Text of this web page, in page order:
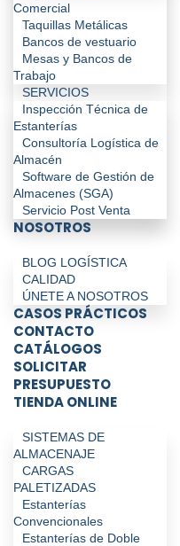
Comercial
Taquillas Metálicas
Bancos de vestuario
Mesas y Bancos de
Trabajo
SERVICIOS
Inspección Técnica de
Estanterías
Consultoría Logística de
Almacén
Software de Gestión de
Almacenes (SGA)
Servicio Post Venta
NOSOTROS
BLOG LOGÍSTICA
CALIDAD
ÚNETE A NOSOTROS
CASOS PRÁCTICOS
CONTACTO
CATÁLOGOS
SOLICITAR
PRESUPUESTO
TIENDA ONLINE
SISTEMAS DE
ALMACENAJE
CARGAS
PALETIZADAS
Estanterías
Convencionales
Estanterías de Doble